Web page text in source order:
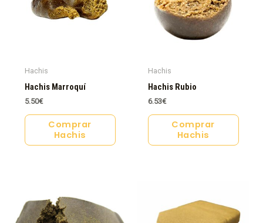
Hachis
Hachis Marroquí
5.50€
Comprar
Hachis
Hachis
Hachis Rubio
6.53€
Comprar
Hachis